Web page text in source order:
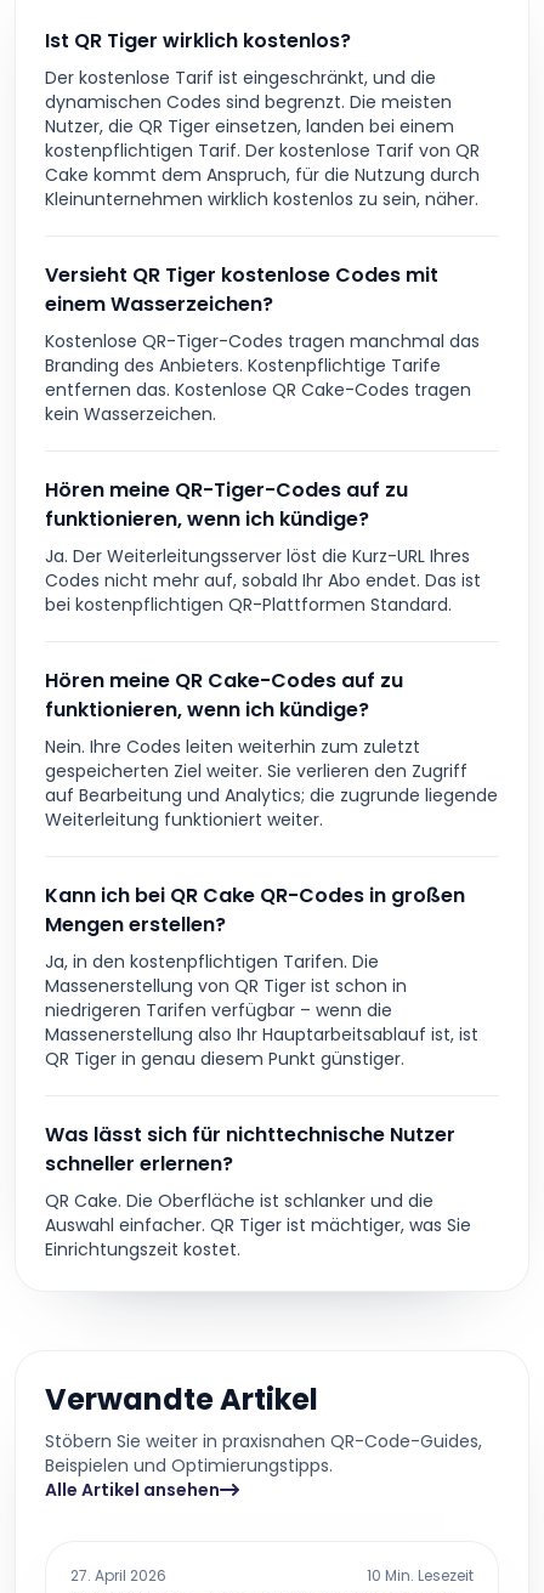
Ist QR Tiger wirklich kostenlos?
Der kostenlose Tarif ist eingeschränkt, und die
dynamischen Codes sind begrenzt. Die meisten
Nutzer, die QR Tiger einsetzen, landen bei einem
kostenpflichtigen Tarif. Der kostenlose Tarif von QR
Cake kommt dem Anspruch, für die Nutzung durch
Kleinunternehmen wirklich kostenlos zu sein, näher.
Versieht QR Tiger kostenlose Codes mit
einem Wasserzeichen?
Kostenlose QR-Tiger-Codes tragen manchmal das
Branding des Anbieters. Kostenpflichtige Tarife
entfernen das. Kostenlose QR Cake-Codes tragen
kein Wasserzeichen.
Hören meine QR-Tiger-Codes auf zu
funktionieren, wenn ich kündige?
Ja. Der Weiterleitungsserver löst die Kurz-URL Ihres
Codes nicht mehr auf, sobald Ihr Abo endet. Das ist
bei kostenpflichtigen QR-Plattformen Standard.
Hören meine QR Cake-Codes auf zu
funktionieren, wenn ich kündige?
Nein. Ihre Codes leiten weiterhin zum zuletzt
gespeicherten Ziel weiter. Sie verlieren den Zugriff
auf Bearbeitung und Analytics; die zugrunde liegende
Weiterleitung funktioniert weiter.
Kann ich bei QR Cake QR-Codes in großen
Mengen erstellen?
Ja, in den kostenpflichtigen Tarifen. Die
Massenerstellung von QR Tiger ist schon in
niedrigeren Tarifen verfügbar – wenn die
Massenerstellung also Ihr Hauptarbeitsablauf ist, ist
QR Tiger in genau diesem Punkt günstiger.
Was lässt sich für nichttechnische Nutzer
schneller erlernen?
QR Cake. Die Oberfläche ist schlanker und die
Auswahl einfacher. QR Tiger ist mächtiger, was Sie
Einrichtungszeit kostet.
Verwandte Artikel
Stöbern Sie weiter in praxisnahen QR-Code-Guides,
Beispielen und Optimierungstipps.
Alle Artikel ansehen
27. April 2026 10 Min. Lesezeit